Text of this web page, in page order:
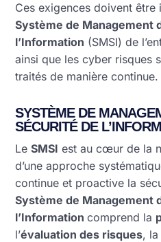
Ces exigences doivent être
Système de Management
l’Information (SMSI) de
ainsi que les cyber risques
traités de manière continue.
SYSTÈME DE
SÉCURITÉ DE
LeSMSI est au cœur de la
d’une approche
continue et proactive la
Système de Management
l’Informationcomprend la
l’évaluation des risques, la